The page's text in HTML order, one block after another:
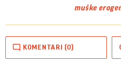
muške
KOMENTARI (0)